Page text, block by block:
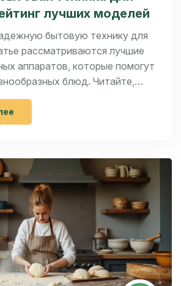
лучших моделей
бытовую технику для
рассматриваются лучшие
аппаратов, которые помогут
блюд. Читайте,
характеристиках, функциях и
различных устройств